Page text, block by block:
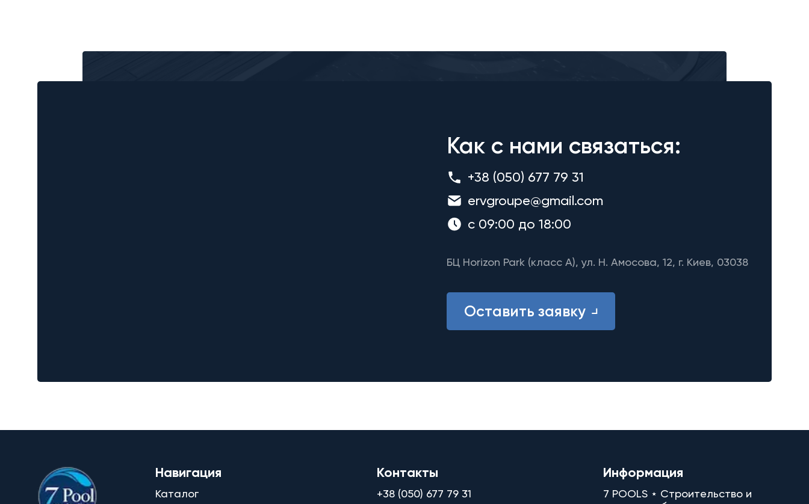
Как с нами связаться:
+38 (050) 677 79 31
ervgroupe@gmail.com
с 09:00 до 18:00
БЦ Horizon Park (класс A), ул. Н. Амосова, 12, г. Киев, 03038
Оставить заявку
Навигация
Каталог
Контакты
+38 (050) 677 79 31
Информация
7 POOLS ⋆ Строительство и